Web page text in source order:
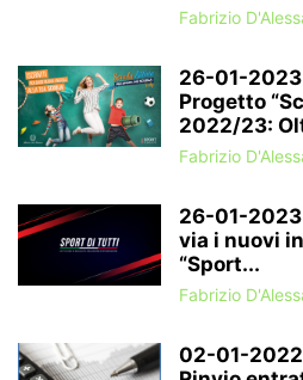
Fabrizio
26-01-
Progetto
2022/23:
Fabrizio
26-01-
via i nuovi
“Sport...
Fabrizio
02-01-